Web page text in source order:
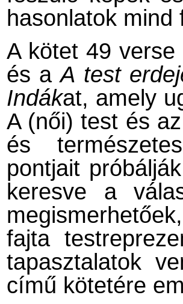
hasonlatok mind
A kötet 49
és aA test
Indákat, amely
A (női) test és
és
pontjait
keresve a
fajta
tapasztalatok
című kötetére